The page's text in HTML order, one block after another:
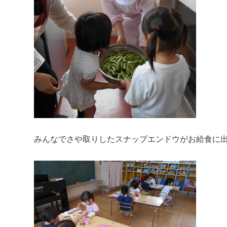
みんなでさや取りしたスナップエンドウがお給食に